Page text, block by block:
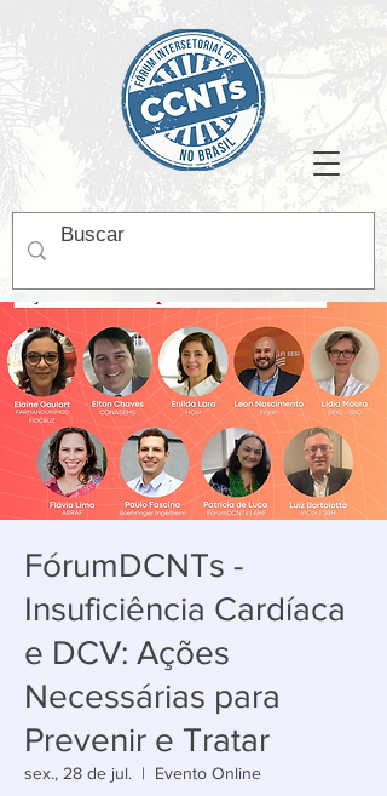
FórumDCNTs -
Insuficiência Cardíaca
e DCV: Ações
Necessárias para
Prevenir e Tratar
sex., 28 de jul.
  |
Evento Online